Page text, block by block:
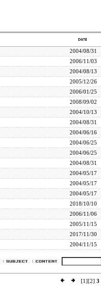
2004/08/31
2006/11/03
2004/08/13
2005/12/26
2006/01/25
2008/09/02
2004/10/13
2004/08/31
2004/06/16
2004/06/25
2004/06/25
2004/08/31
2004/05/17
2004/05/17
2004/05/17
2018/10/10
2006/11/06
2005/11/15
2017/11/30
2004/11/15
[1] [2] 3